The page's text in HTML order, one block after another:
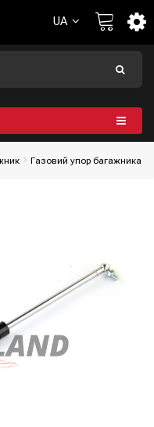
UA
Газовий упор багажника